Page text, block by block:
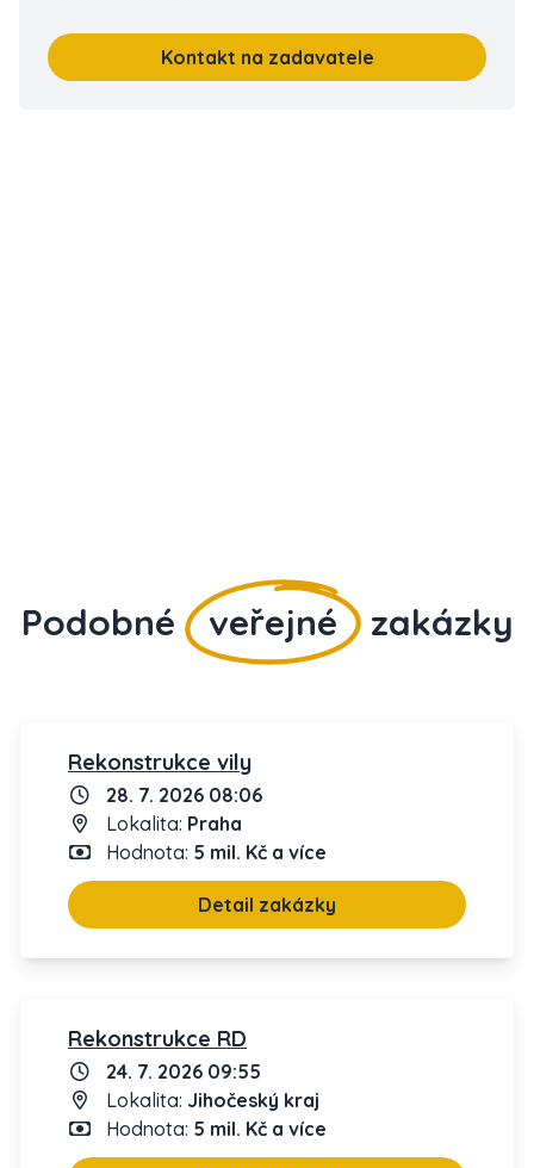
Kontakt na zadavatele
Podobné veřejné zakázky
Rekonstrukce vily
28. 7. 2026 08:06
Lokalita: Praha
Hodnota: 5 mil. Kč a více
Detail zakázky
Rekonstrukce RD
24. 7. 2026 09:55
Lokalita: Jihočeský kraj
Hodnota: 5 mil. Kč a více